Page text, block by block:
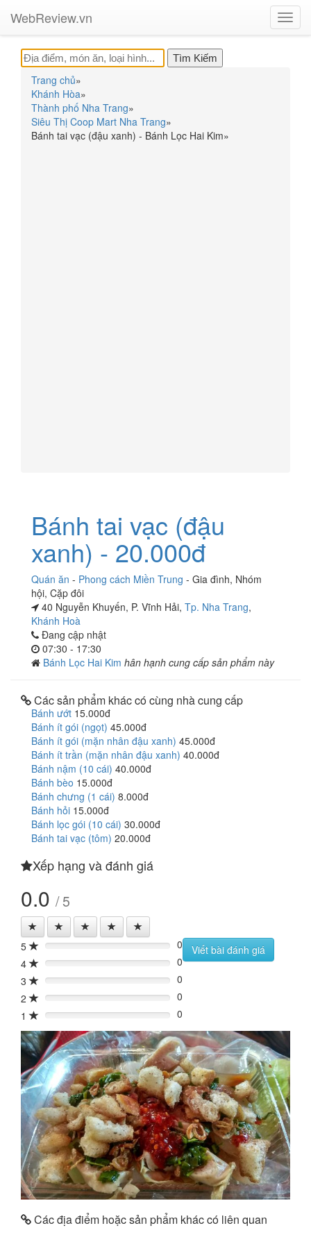
WebReview.vn
Trang chủ»
Khánh Hòa»
Thành phố Nha Trang»
Siêu Thị Coop Mart Nha Trang»
Bánh tai vạc (đậu xanh) - Bánh Lọc Hai Kim»
Bánh tai vạc (đậu
xanh) - 20.000đ
Quán ăn - Phong cách Miền Trung - Gia đình, Nhóm
hội, Cặp đôi
40 Nguyễn Khuyến, P. Vĩnh Hải, Tp. Nha Trang,
Khánh Hoà
Đang cập nhật
07:30 - 17:30
Bánh Lọc Hai Kim hân hạnh cung cấp sản phẩm này
Các sản phẩm khác có cùng nhà cung cấp
Bánh ướt 15.000đ
Bánh ít gói (ngọt) 45.000đ
Bánh ít gói (mặn nhân đậu xanh) 45.000đ
Bánh ít trần (mặn nhân đậu xanh) 40.000đ
Bánh nậm (10 cái) 40.000đ
Bánh bèo 15.000đ
Bánh chưng (1 cái) 8.000đ
Bánh hỏi 15.000đ
Bánh lọc gói (10 cái) 30.000đ
Bánh tai vạc (tôm) 20.000đ
Xếp hạng và đánh giá
0.0 / 5
5 0%
0
4
0%
0
3
0%
0
2
0%
0
1
0% 0
Viết bài đánh giá
Các địa điểm hoặc sản phẩm khác có liên quan